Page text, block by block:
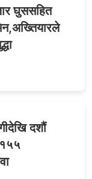
घुससहित
दशौं